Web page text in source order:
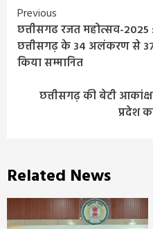
Continue
Reading
Previous
छत्तीसगढ रजत महोत्सव-2025 :
छत्तीसगढ़ के 34 अलंकरण से
किया सम्मानित
छत्तीसगढ़ की बेटी
प्रदेश
Related News